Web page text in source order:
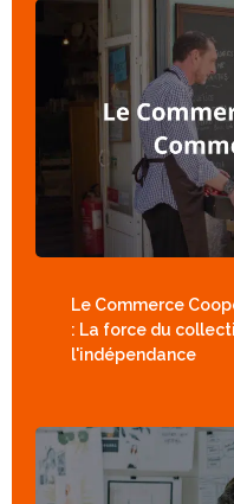
Le Commerce
: La force du
l'indépendance